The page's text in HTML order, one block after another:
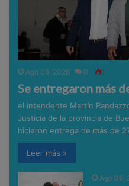
Ago 06, 2026 0 1
Se entregaron más
el intendente Martín
Justicia de la provincia de
hicieron entrega de más de
Leer más »
Ago 06,